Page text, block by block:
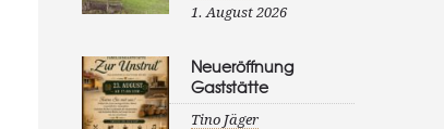
1. August 2026
Neueröffnung
Gaststätte
Tino Jäger